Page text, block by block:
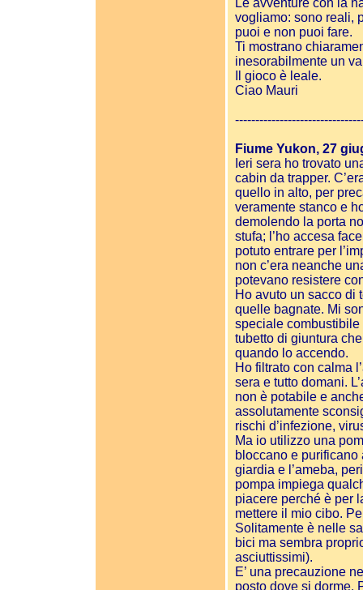
Le avventure con la
vogliamo: sono reali,
puoi e non puoi fare.
Ti mostrano
inesorabilmente un
Il gioco è leale.
Ciao Mauri
Fiume Yukon, 27
Ieri sera ho trovato
cabin da trapper.
quello in alto, per
veramente stanco e
demolendo la porta
stufa; l’ho accesa
potuto entrare per
non c’era neanche
potevano resistere
Ho avuto un sacco di
quelle bagnate. Mi
speciale
tubetto di giuntura
quando lo accendo.
Ho filtrato con calma
sera e tutto domani.
non è potabile e
assolutamente
rischi d’infezione,
Ma io utilizzo una
bloccano e purificano
giardia e l’ameba,
pompa impiega
piacere perché è per
mettere il mio cibo.
Solitamente è nelle
bici ma sembra
asciuttissimi).
E’ una precauzione
posto dove si dorme.